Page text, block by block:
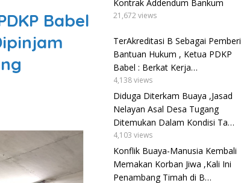
Babel
Kontrak Addendum Bankum
21,672 views
TerAkreditasi B Sebagai Pemberi
Bantuan Hukum , Ketua PDKP
Babel : Berkat Kerja…
4,138 views
Diduga Diterkam Buaya ,Jasad
Nelayan Asal Desa Tugang
Ditemukan Dalam Kondisi Ta…
4,103 views
Konflik Buaya-Manusia Kembali
Memakan Korban Jiwa ,Kali Ini
Penambang Timah di B…